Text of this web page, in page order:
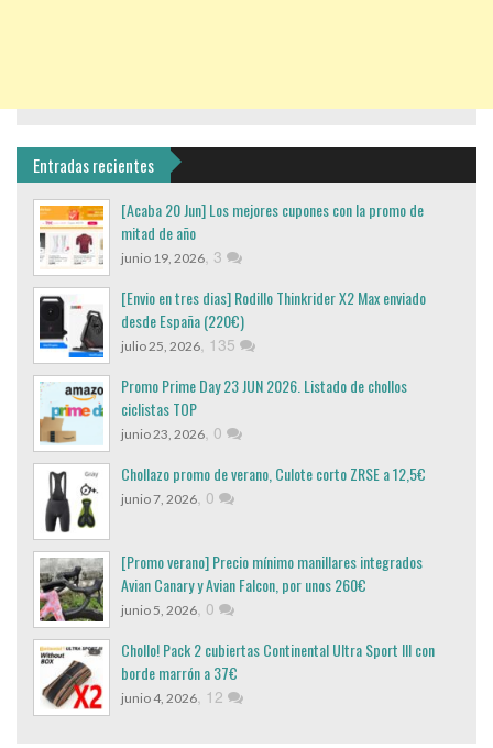
Entradas recientes
[Acaba 20 Jun] Los mejores cupones con la promo de
mitad de año
junio 19, 2026, 3
[Envio en tres dias] Rodillo Thinkrider X2 Max enviado
desde España (220€)
julio 25, 2026, 135
Promo Prime Day 23 JUN 2026. Listado de chollos
ciclistas TOP
junio 23, 2026, 0
Chollazo promo de verano, Culote corto ZRSE a 12,5€
junio 7, 2026, 0
[Promo verano] Precio mínimo manillares integrados
Avian Canary y Avian Falcon, por unos 260€
junio 5, 2026, 0
Chollo! Pack 2 cubiertas Continental Ultra Sport III con
borde marrón a 37€
junio 4, 2026, 12